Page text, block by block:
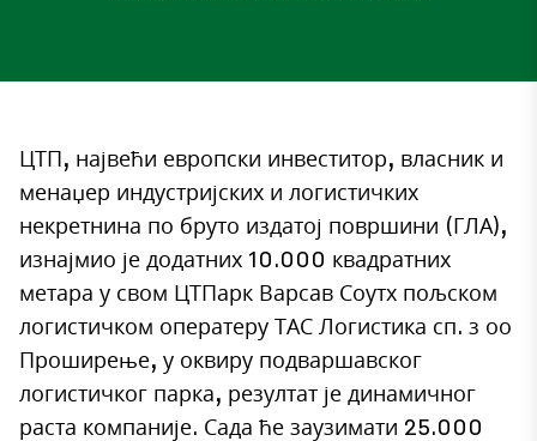
ЦТП, највећи европски инвеститор, власник и
менаџер индустријских и логистичких
некретнина по бруто издатој површини (ГЛА),
изнајмио је додатних 10.000 квадратних
метара у свом ЦТПарк Варсав Соутх пољском
логистичком оператеру ТАС Логистика сп. з оо
Проширење, у оквиру подваршавског
логистичког парка, резултат је динамичног
раста компаније. Сада ће заузимати 25.000